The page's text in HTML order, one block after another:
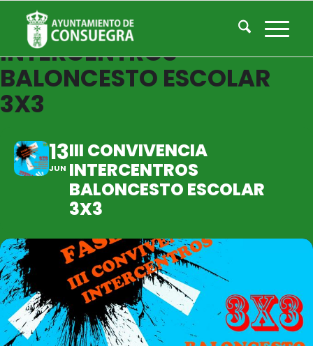
III CONVIVENCIA
INTERCENTROS
BALONCESTO ESCOLAR
3X3
13
JUN
III CONVIVENCIA
INTERCENTROS
BALONCESTO ESCOLAR
3X3